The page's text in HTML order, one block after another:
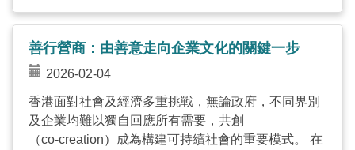
善行營商：由善意走向企業文化的關鍵一步
2026-02-04
香港面對社會及經濟多重挑戰，無論政府，不同界別
及企業均難以獨自回應所有需要，共創
（co‑creation）成為構建可持續社會的重要模式。 在